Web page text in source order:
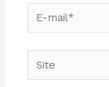
E-
mail*
Site